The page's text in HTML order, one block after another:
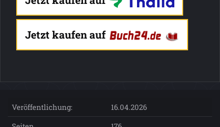
Jetzt kaufen auf
Veröffentlichung:
16.04.2026